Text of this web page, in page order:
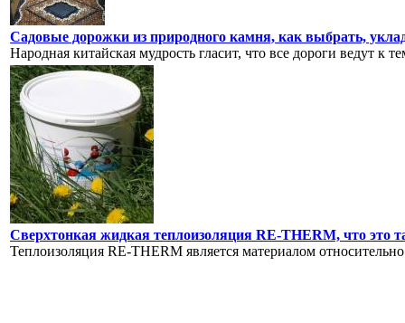
Садовые дорожки из природного камня, как выбрать,
Народная китайская мудрость гласит, что все дороги ведут к
Сверхтонкая жидкая теплоизоляция RE-THERM, что это
Теплоизоляция RE-THERM является материалом